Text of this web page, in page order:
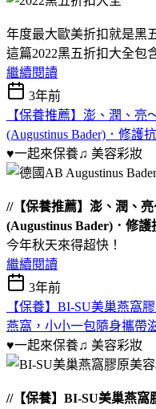
年度最大歐美折扣就是黑
這篇2022黑五折扣大全包
繼續閱讀
3年前
【保養推薦】澎、潤、
(Augustinus Bader)．修護
♥一起來保養♫ 美容彩妝
//【保養推薦】澎、潤、
(Augustinus Bader)．修
今年秋天來得超快！
繼續閱讀
3年前
【保養】BI-SU美巢燕窩
燕窩，小小一包隨身攜帶
♥一起來保養♫ 美容彩妝
//【保養】BI-SU美巢燕窩